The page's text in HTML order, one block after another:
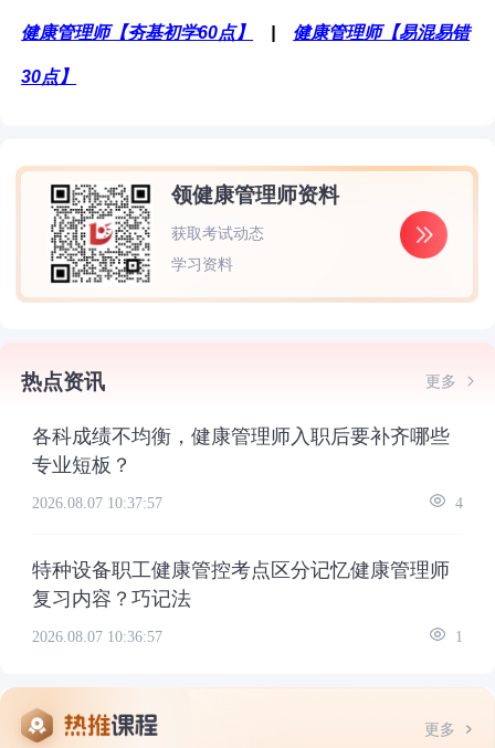
健康管理师【夯基初学60点】 健康管理师【易混易错
30点】
领健康管理师资料
获取考试动态
学习资料
热点资讯 更多
各科成绩不均衡，健康管理师入职后要补齐哪些
专业短板？
2026.08.07 10:37:57 4
特种设备职工健康管控考点区分记忆健康管理师
复习内容？巧记法
2026.08.07 10:36:57 1
更多